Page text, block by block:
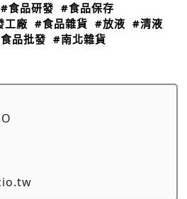
#食品研發 #食品保存
工廠 #食品雜貨 #放液 #清液
品批發 #南北雜貨